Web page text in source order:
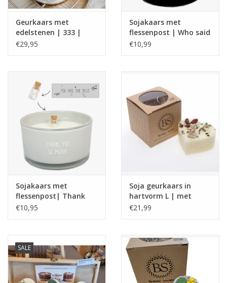
Geurkaars met
edelstenen | 333 |
Manifest Candle |
€29,95
Sojakaars met
flessenpost | Who said
you could leave| Warm
€10,99
Sojakaars met
flessenpost| Thank
you so much | Amber's
€10,95
Soja geurkaars in
hartvorm L | met
rozen knoppen |
€21,99
SALE